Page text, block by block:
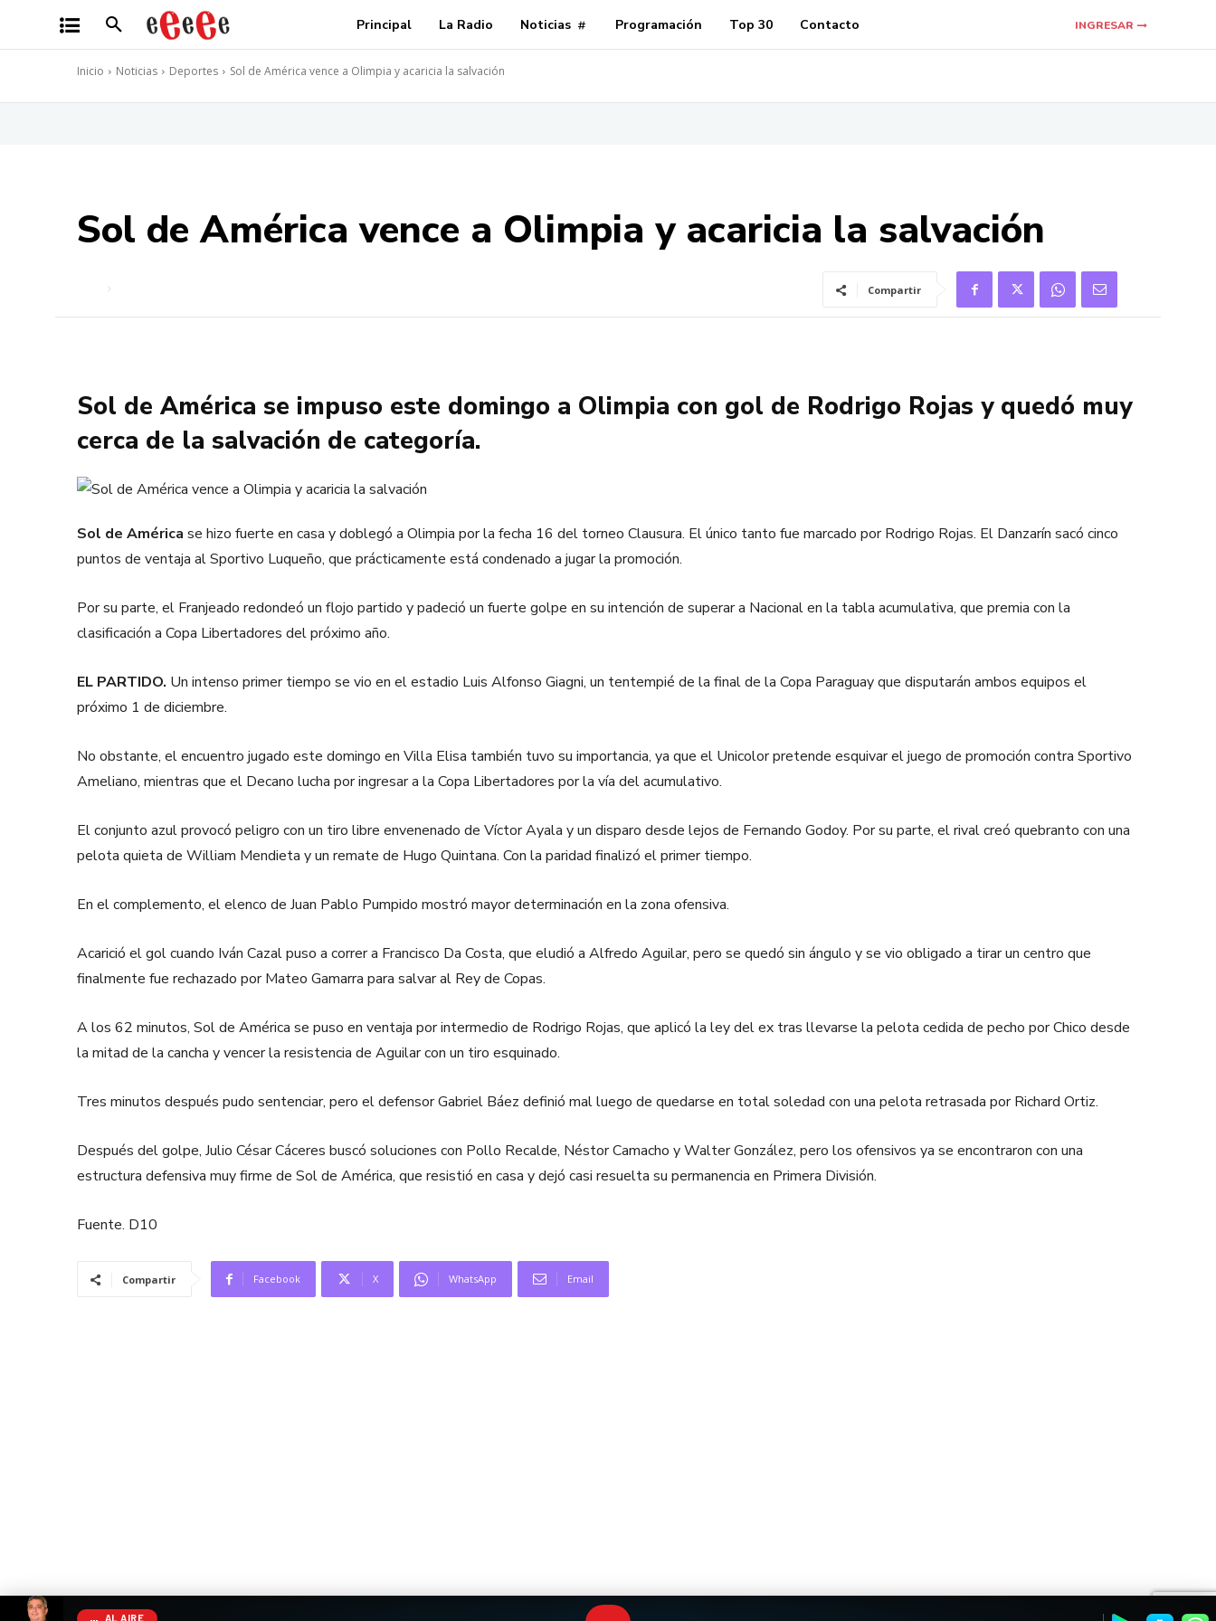
Principal La Radio Noticias Programación Top 30 Contacto INGRESAR
Inicio Noticias Deportes Sol de América vence a Olimpia y acaricia la salvación
Sol de América vence a Olimpia y acaricia la salvación
Compartir
Sol de América se impuso este domingo a Olimpia con gol de Rodrigo Rojas y quedó muy
cerca de la salvación de categoría.
Sol de América se hizo fuerte en casa y doblegó a Olimpia por la fecha 16 del torneo Clausura. El único tanto fue marcado por Rodrigo Rojas. El Danzarín sacó cinco
puntos de ventaja al Sportivo Luqueño, que prácticamente está condenado a jugar la promoción.
Por su parte, el Franjeado redondeó un flojo partido y padeció un fuerte golpe en su intención de superar a Nacional en la tabla acumulativa, que premia con la
clasificación a Copa Libertadores del próximo año.
EL PARTIDO. Un intenso primer tiempo se vio en el estadio Luis Alfonso Giagni, un tentempié de la final de la Copa Paraguay que disputarán ambos equipos el
próximo 1 de diciembre.
No obstante, el encuentro jugado este domingo en Villa Elisa también tuvo su importancia, ya que el Unicolor pretende esquivar el juego de promoción contra Sportivo
Ameliano, mientras que el Decano lucha por ingresar a la Copa Libertadores por la vía del acumulativo.
El conjunto azul provocó peligro con un tiro libre envenenado de Víctor Ayala y un disparo desde lejos de Fernando Godoy. Por su parte, el rival creó quebranto con una
pelota quieta de William Mendieta y un remate de Hugo Quintana. Con la paridad finalizó el primer tiempo.
En el complemento, el elenco de Juan Pablo Pumpido mostró mayor determinación en la zona ofensiva.
Acarició el gol cuando Iván Cazal puso a correr a Francisco Da Costa, que eludió a Alfredo Aguilar, pero se quedó sin ángulo y se vio obligado a tirar un centro que
finalmente fue rechazado por Mateo Gamarra para salvar al Rey de Copas.
A los 62 minutos, Sol de América se puso en ventaja por intermedio de Rodrigo Rojas, que aplicó la ley del ex tras llevarse la pelota cedida de pecho por Chico desde
la mitad de la cancha y vencer la resistencia de Aguilar con un tiro esquinado.
Tres minutos después pudo sentenciar, pero el defensor Gabriel Báez definió mal luego de quedarse en total soledad con una pelota retrasada por Richard Ortiz.
Después del golpe, Julio César Cáceres buscó soluciones con Pollo Recalde, Néstor Camacho y Walter González, pero los ofensivos ya se encontraron con una
estructura defensiva muy firme de Sol de América, que resistió en casa y dejó casi resuelta su permanencia en Primera División.
Fuente. D10
Compartir Facebook X WhatsApp Email